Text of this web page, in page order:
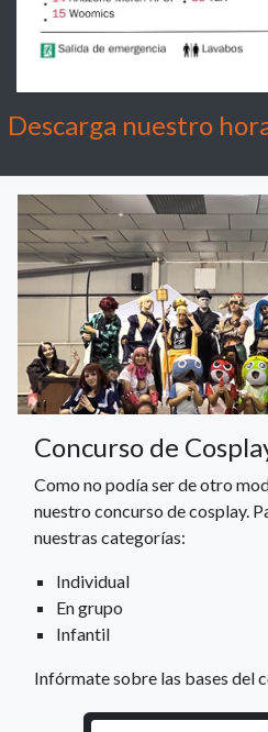
Descarga nuestro
Concurso de
Como no podía ser de otro
nuestro concurso de cosplay.
nuestras categorías:
Individual
En grupo
Infantil
Infórmate sobre las bases del